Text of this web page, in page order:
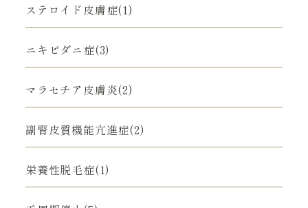
ステロイド皮膚症(1)
ニキビダニ症(3)
マラセチア皮膚炎(2)
副腎皮質機能亢進症(2)
栄養性脱毛症(1)